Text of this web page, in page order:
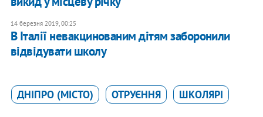
14 березня 2019, 00:25
В Італії невакцинованим дітям заборонили
відвідувати школу
ДНІПРО (МІСТО) ОТРУЄННЯ ШКОЛЯРІ